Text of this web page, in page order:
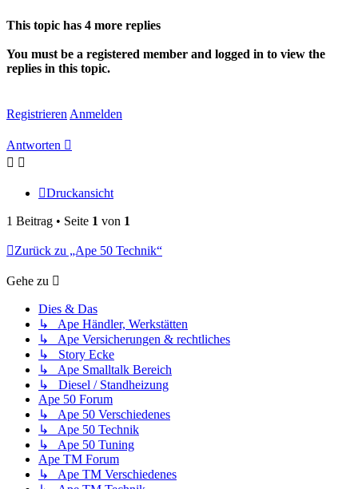
This topic has 4 more replies
You must be a registered member and logged in to view the
replies in this topic.
Registrieren Anmelden
Antworten
Druckansicht
1 Beitrag • Seite 1 von 1
Zurück zu „Ape 50 Technik“
Gehe zu
Dies & Das
↳ Ape Händler, Werkstätten
↳ Ape Versicherungen & rechtliches
↳ Story Ecke
↳ Ape Smalltalk Bereich
↳ Diesel / Standheizung
Ape 50 Forum
↳ Ape 50 Verschiedenes
↳ Ape 50 Technik
↳ Ape 50 Tuning
Ape TM Forum
↳ Ape TM Verschiedenes